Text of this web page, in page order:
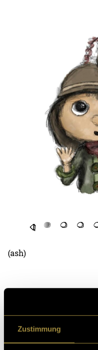
Zustimmung
(ash)
Kritik